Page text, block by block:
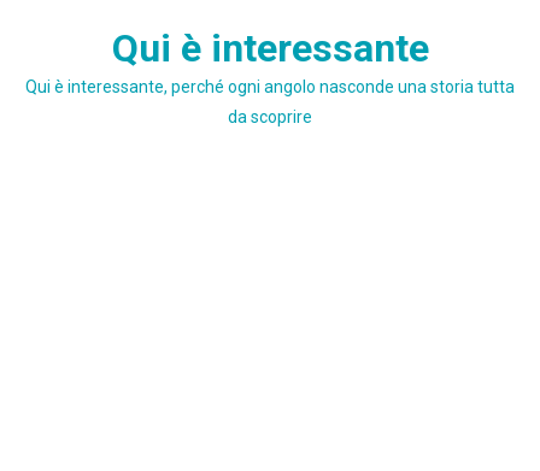
Qui è interessante
Qui è interessante, perché ogni angolo nasconde una storia tutta
da scoprire